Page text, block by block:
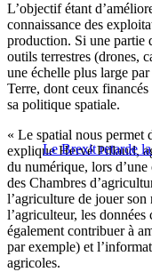
L’objectif étant
connaissance des
production. Si une partie
outils terrestres (drones,
une échelle plus large
Terre, dont ceux
sa politique spatiale.
Le Brexit retarde
« Le spatial nous permet
explique Hervé Pillaud,
du numérique, lors
des Chambres
l’agriculture de jouer
l’agriculteur, les
également contribuer à
par exemple) et
agricoles.